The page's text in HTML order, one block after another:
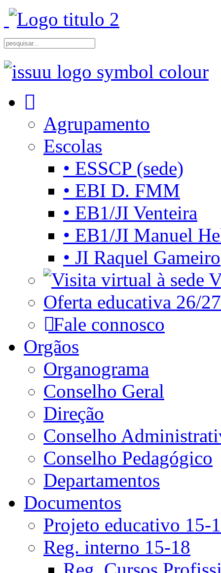
Agrupamento
Escolas
• ESSCP (sede)
• EBI D. FMM
• EB1/JI Venteira
• EB1/JI Manuel
• JI Raquel Gameiro
Oferta educativa 26/27
Fale connosco
Orgãos
Organograma
Conselho Geral
Direção
Conselho
Conselho Pedagógico
Departamentos
Documentos
Projeto educativo 15-
Reg. interno 15-18